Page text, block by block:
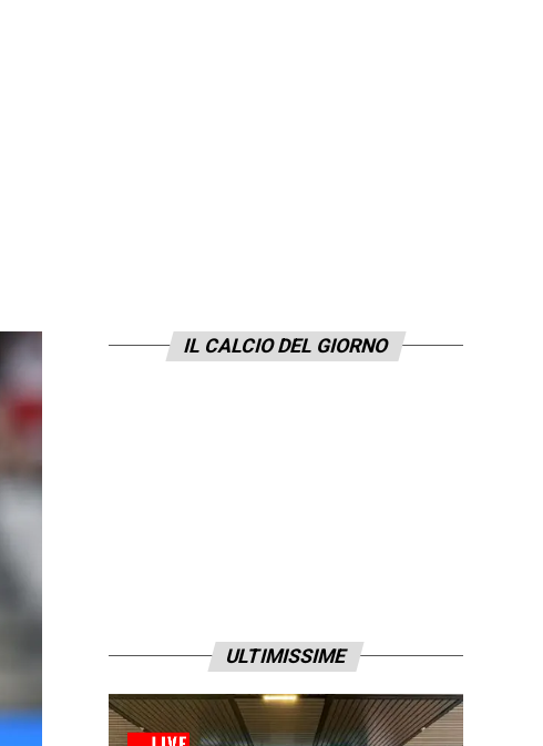
IL CALCIO DEL GIORNO
ULTIMISSIME